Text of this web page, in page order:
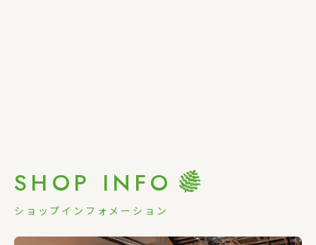
SHOP INFO
ショップインフォメーション